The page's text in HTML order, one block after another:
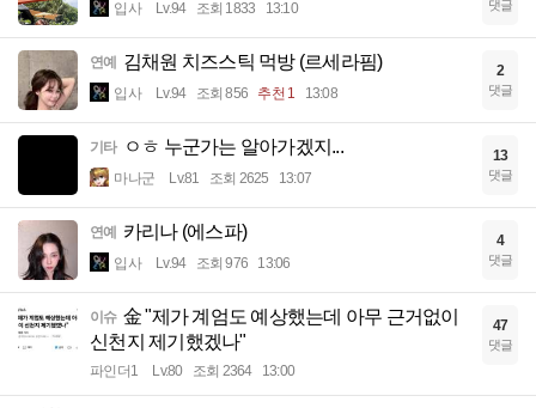
입사 Lv.94 조회 1833 13:10 댓글
연예 김채원 치즈스틱 먹방 (르세라핌)
입사 Lv.94 조회 856 추천 1 13:08
2
댓글
기타 ㅇㅎ 누군가는 알아가겠지...
마나군 Lv.81 조회 2625 13:07
13
댓글
연예 카리나 (에스파)
입사 Lv.94 조회 976 13:06
4
댓글
이슈 金 "제가 계엄도 예상했는데 아무 근거없이
신천지 제기했겠나"
파인더1 Lv.80 조회 2364 13:00
47
댓글